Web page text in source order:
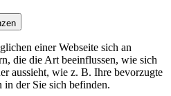
einer Webseite sich an
die die Art beeinflussen, wie sich
aussieht, wie z. B. Ihre bevorzugte
in der Sie sich befinden.